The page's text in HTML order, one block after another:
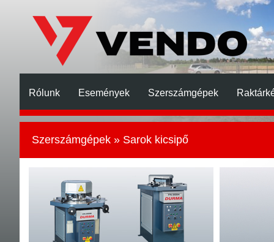
Rólunk Események Szerszámgépek
Szerszámgépek » Sarok kicsipő